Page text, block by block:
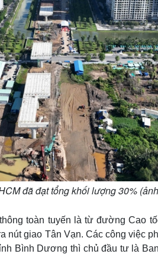
đã đạt tổng khối lượng 30%
toàn tuyến là từ đường Cao
nút giao Tân Vạn. Các công việc
Bình Dương thì chủ đầu tư là